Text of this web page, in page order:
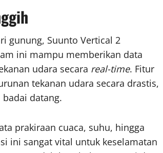
gunung, Suunto Vertical 2
ini mampu memberikan data
udara secara real-time. Fitur
tekanan udara secara drastis,
datang.
prakiraan cuaca, suhu, hingga
ini sangat vital untuk keselamatan